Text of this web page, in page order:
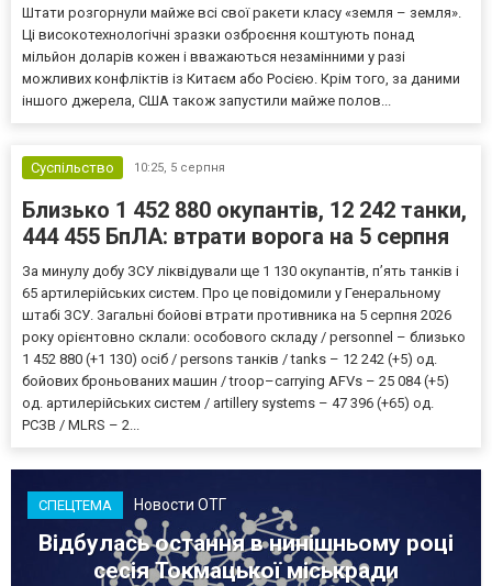
Штати розгорнули майже всі свої ракети класу «земля – земля».
Ці високотехнологічні зразки озброєння коштують понад
мільйон доларів кожен і вважаються незамінними у разі
можливих конфліктів із Китаєм або Росією. Крім того, за даними
іншого джерела, США також запустили майже полов...
Суспільство 10:25, 5 серпня
Близько 1 452 880 окупантів, 12 242 танки,
444 455 БпЛА: втрати ворога на 5 серпня
За минулу добу ЗСУ ліквідували ще 1 130 окупантів, пʼять танків і
65 артилерійських систем. Про це повідомили у Генеральному
штабі ЗСУ. Загальні бойові втрати противника на 5 серпня 2026
року орієнтовно склали: особового складу / personnel – близько
1 452 880 (+1 130) осіб / persons танків / tanks – 12 242 (+5) од.
бойових броньованих машин / troop–carrying AFVs – 25 084 (+5)
од. артилерійських систем / artillery systems – 47 396 (+65) од.
РСЗВ / MLRS – 2...
СПЕЦТЕМА Новости ОТГ
Відбулась остання в нинішньому році
сесія Токмацької міськради